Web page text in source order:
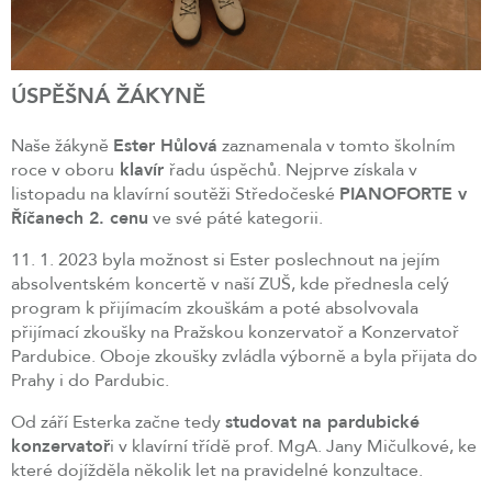
ÚSPĚŠNÁ ŽÁKYNĚ
Naše žákyně Ester Hůlová zaznamenala v tomto školním
roce v oboru klavír řadu úspěchů. Nejprve získala v
listopadu na klavírní soutěži Středočeské PIANOFORTE v
Říčanech 2. cenu ve své páté kategorii.
11. 1. 2023 byla možnost si Ester poslechnout na jejím
absolventském koncertě v naší ZUŠ, kde přednesla celý
program k přijímacím zkouškám a poté absolvovala
přijímací zkoušky na Pražskou konzervatoř a Konzervatoř
Pardubice. Oboje zkoušky zvládla výborně a byla přijata do
Prahy i do Pardubic.
Od září Esterka začne tedystudovat na pardubické
konzervatoři v klavírní třídě prof. MgA. Jany Mičulkové, ke
které dojížděla několik let na pravidelné konzultace.